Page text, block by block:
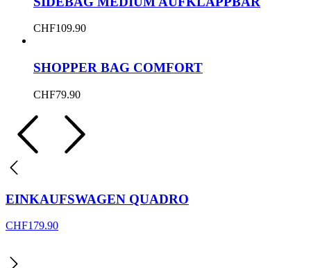
CHF109.90
SHOPPER BAG COMFORT
CHF79.90
EINKAUFSWAGEN QUADRO
CHF179.90